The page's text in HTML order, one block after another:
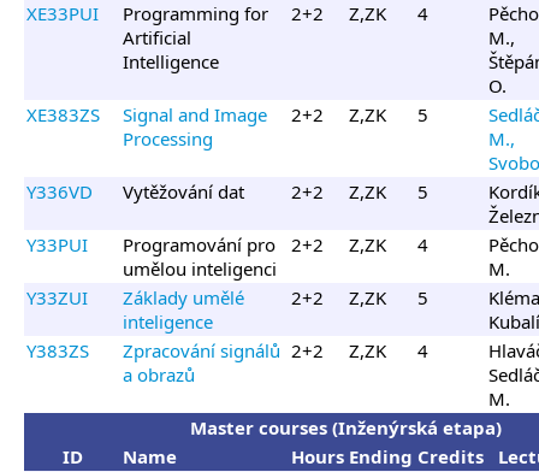
XE33PUI
Programming for
Artificial
Intelligence
2+2 Z,ZK 4
M.,
O.
XE383ZS
Signal and Image
Processing
2+2 Z,ZK 5
M.,
Y336VD
Vytěžování dat 2+2 Z,ZK 5
Y33PUI
Programování pro
umělou inteligenci
2+2 Z,ZK 4
M.
Y33ZUI
Základy umělé
inteligence
2+2 Z,ZK 5
Y383ZS
Zpracování signálů
a obrazů
2+2 Z,ZK 4
M.
Master courses (Inženýrská etapa)
ID
Name Hours Ending Credits